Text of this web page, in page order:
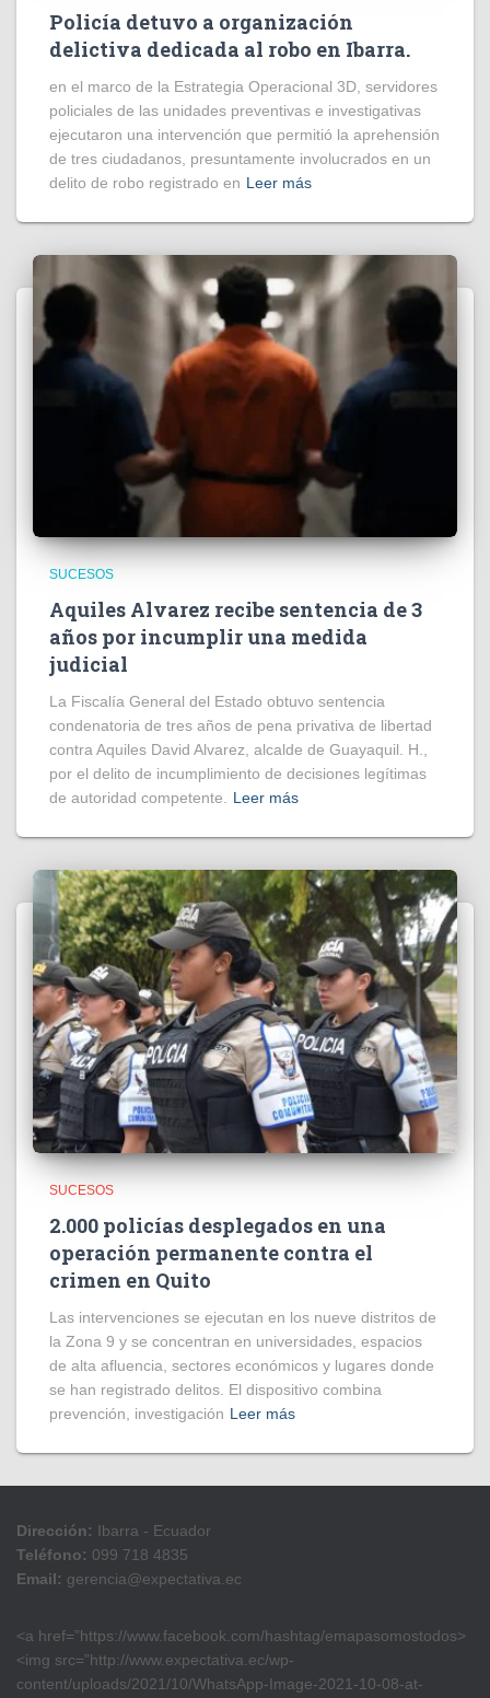
Policía detuvo a organización
delictiva dedicada al robo en Ibarra.
en el marco de la Estrategia Operacional 3D, servidores
policiales de las unidades preventivas e investigativas
ejecutaron una intervención que permitió la aprehensión
de tres ciudadanos, presuntamente involucrados en un
delito de robo registrado en Leer más
SUCESOS
Aquiles Alvarez recibe sentencia de 3
años por incumplir una medida
judicial
La Fiscalía General del Estado obtuvo sentencia
condenatoria de tres años de pena privativa de libertad
contra Aquiles David Alvarez, alcalde de Guayaquil. H.,
por el delito de incumplimiento de decisiones legítimas
de autoridad competente. Leer más
SUCESOS
2.000 policías desplegados en una
operación permanente contra el
crimen en Quito
Las intervenciones se ejecutan en los nueve distritos de
la Zona 9 y se concentran en universidades, espacios
de alta afluencia, sectores económicos y lugares donde
se han registrado delitos. El dispositivo combina
prevención, investigación Leer más
Dirección: Ibarra - Ecuador
Teléfono: 099 718 4835
Email: gerencia@expectativa.ec
<a href=”https://www.facebook.com/hashtag/emapasomostodos>
<img src=”http://www.expectativa.ec/wp-
content/uploads/2021/10/WhatsApp-Image-2021-10-08-at-